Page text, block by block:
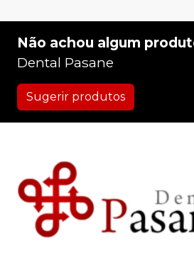
Não achou algum
Dental Pasane
Sugerir produtos